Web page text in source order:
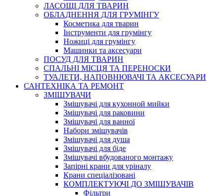
ЛАСОЩІ ДЛЯ ТВАРИН
ОБЛАДНЕННЯ ДЛЯ ГРУМІНГУ
Косметика для тварин
Інструменти для грумінгу
Ножиці для грумінгу
Машинки та аксесуари
ПОСУД ДЛЯ ТВАРИН
СПАЛЬНІ МІСЦЯ ТА ПЕРЕНОСКИ
ТУАЛЕТИ, НАПОВНЮВАЧІ ТА АКСЕСУАРИ
САНТЕХНІКА ТА РЕМОНТ
ЗМІШУВАЧИ
Змішувачі для кухонной мийки
Змішувачі для раковини
Змішувачі для ванної
Набори змішувачів
Змішувачі для душа
Змішувачі для біде
Змішувачі вбудованого монтажу
Запірні крани для уріналу
Крани спеціалізовані
КОМПЛЕКТУЮЧІ ДО ЗМІШУВАЧІВ
Фільтри